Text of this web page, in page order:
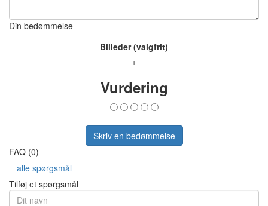
Din bedømmelse
Billeder (valgfrit)
+
Vurdering
Skriv en bedømmelse
FAQ (0)
alle spørgsmål
Tilføj et spørgsmål